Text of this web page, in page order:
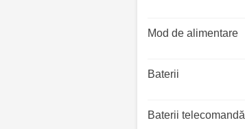
Mod de alimentare
Baterii
Baterii telecomandă